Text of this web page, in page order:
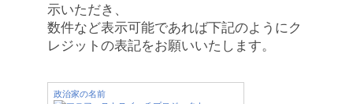
示いただき、
数件など表示可能であれば下記のようにク
レジットの表記をお願いいたします。
政治家の名前